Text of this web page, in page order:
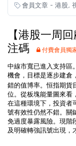
會員文章 - 港股
【港股一周
注碼
付費會員獨
中線市寬已進入支持區
機會，目標是逐步建倉
錯的值博率。恒指期貨
位。從板塊能量圖來看
在這種環境下，投資者
號有效性仍然不錯。關
免過度暴露風險。現階
及明確轉強訊號出現，